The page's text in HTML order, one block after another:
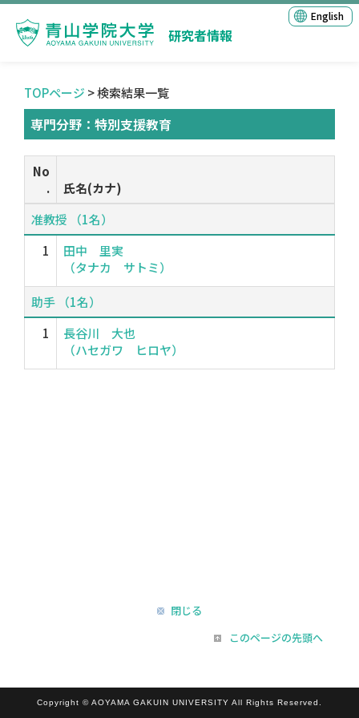
研究者情報
English
TOPページ > 検索結果一覧
専門分野：特別支援教育
No
.
氏名(カナ)
准教授 （1名）
1
田中 里実
（タナカ サトミ）
助手 （1名）
1
長谷川 大也
（ハセガワ ヒロヤ）
閉じる
このページの先頭へ
Copyright © AOYAMA GAKUIN UNIVERSITY All Rights Reserved.